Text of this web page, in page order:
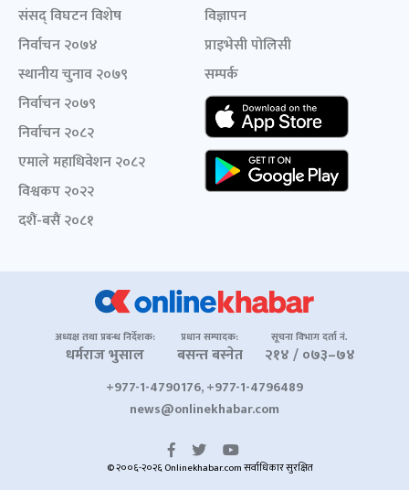
संसद् विघटन विशेष
निर्वाचन २०७४
स्थानीय चुनाव २०७९
निर्वाचन २०७९
निर्वाचन २०८२
एमाले महाधिवेशन २०८२
विश्वकप २०२२
दशैं-बसैं २०८१
विज्ञापन
प्राइभेसी पोलिसी
सम्पर्क
अध्यक्ष तथा प्रबन्ध निर्देशक:
धर्मराज भुसाल
प्रधान सम्पादक:
बसन्त बस्नेत
सूचना विभाग दर्ता नं.
२१४ / ०७३–७४
+977-1-4790176, +977-1-4796489
news@onlinekhabar.com
© २००६-२०२६ Onlinekhabar.com सर्वाधिकार सुरक्षित